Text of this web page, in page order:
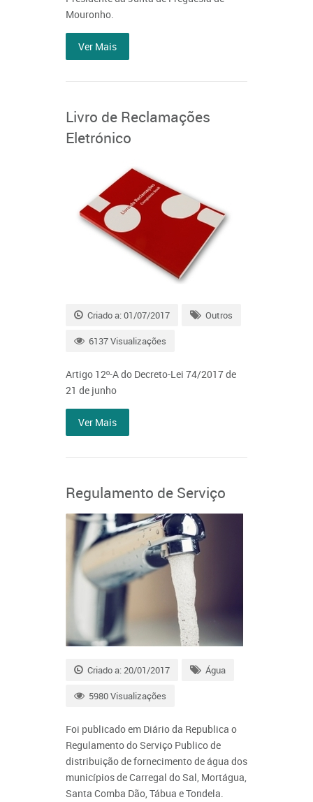
Mouronho.
Ver Mais
Livro de Reclamações
Eletrónico
Criado a: 01/07/2017 Outros
6137 Visualizações
Artigo 12º-A do Decreto-Lei 74/2017 de
21 de junho
Ver Mais
Regulamento de Serviço
Criado a: 20/01/2017 Água
5980 Visualizações
Foi publicado em Diário da Republica o
Regulamento do Serviço Publico de
distribuição de fornecimento de água dos
municípios de Carregal do Sal, Mortágua,
Santa Comba Dão, Tábua e Tondela.